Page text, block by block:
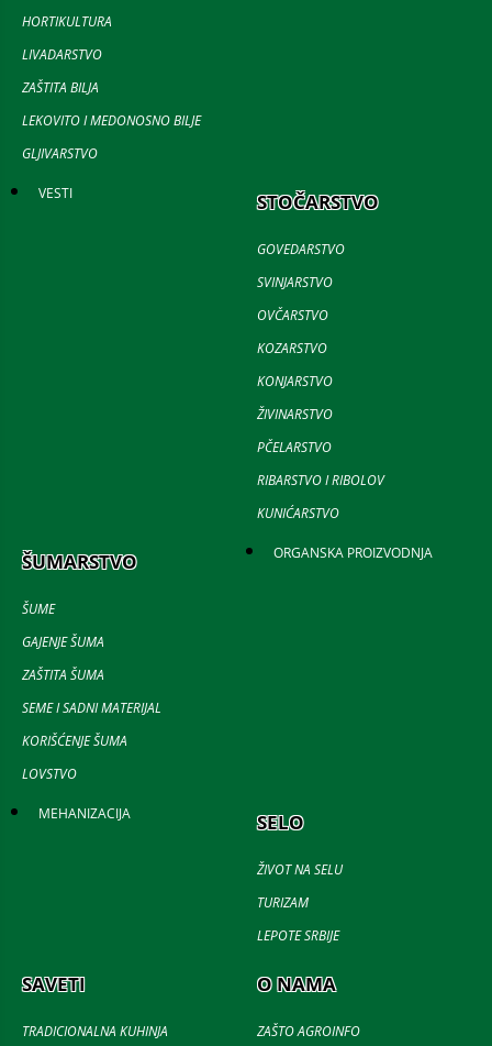
HORTIKULTURA
LIVADARSTVO
ZAŠTITA BILJA
LEKOVITO I MEDONOSNO BILJE
GLJIVARSTVO
VESTI STOČARSTVO
GOVEDARSTVO
SVINJARSTVO
OVČARSTVO
KOZARSTVO
KONJARSTVO
ŽIVINARSTVO
PČELARSTVO
RIBARSTVO I RIBOLOV
KUNIĆARSTVO
ŠUMARSTVO
ŠUME
GAJENJE ŠUMA
ZAŠTITA ŠUMA
SEME I SADNI MATERIJAL
KORIŠĆENJE ŠUMA
LOVSTVO
ORGANSKA PROIZVODNJA
MEHANIZACIJA SELO
ŽIVOT NA SELU
TURIZAM
LEPOTE SRBIJE
SAVETI
TRADICIONALNA KUHINJA
O NAMA
ZAŠTO AGROINFO